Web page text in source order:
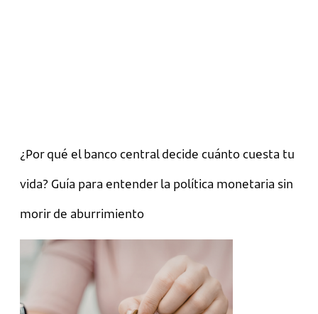
¿Por qué el banco central decide cuánto cuesta tu
vida? Guía para entender la política monetaria sin
morir de aburrimiento